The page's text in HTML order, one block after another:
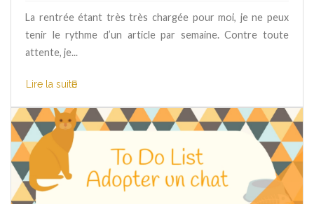
La rentrée étant très très chargée pour moi, je ne peux
tenir le rythme d’un article par semaine. Contre toute
attente, je...
Lire la suite